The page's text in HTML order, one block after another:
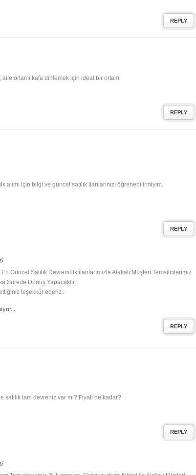
REPLY
ortamı kafa dinlemek için ideal bir ortam
REPLY
alımı için bilgi ve güncel satılık ilanlarınızı öğrenebilirmiyim.
REPLY
Güncel Satılık Devremülk ilanlarımızla Alakalı Müşteri Temsilcilerimiz
Sürede Dönüş Yapacaktır.
teşekkür ederiz..
REPLY
satilik tam devreniz var mi? Fiyati ne kadar?
REPLY